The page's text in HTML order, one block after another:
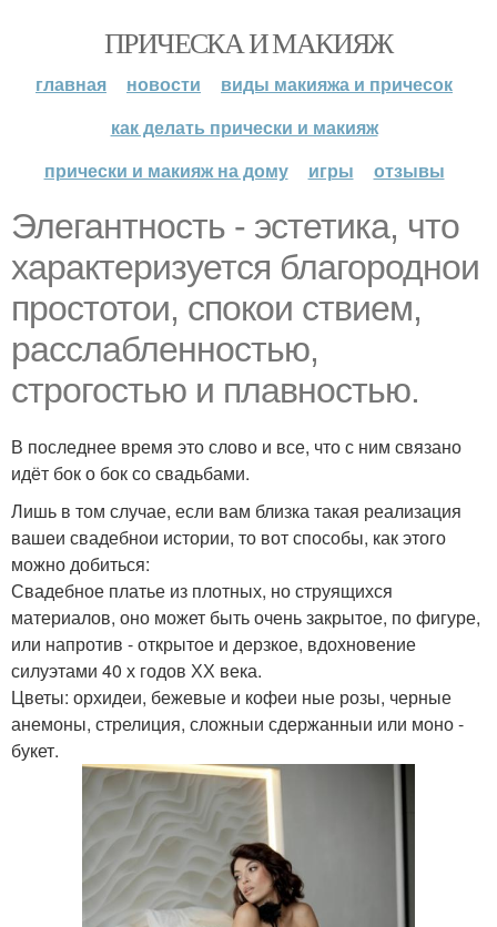
ПРИЧЕСКА И МАКИЯЖ
главная новости
виды макияжа и причесок
как делать прически и макияж
прически и макияж на дому
игры отзывы
Элегантность - эстетика, что
характеризуется благороднои
простотои, спокои ствием,
расслабленностью,
строгостью и плавностью.
В последнее время это слово и все, что с ним связано
идёт бок о бок со свадьбами.
Лишь в том случае, если вам близка такая реализация
вашеи свадебнои истории, то вот способы, как этого
можно добиться:
Свадебное платье из плотных, но струящихся
материалов, оно может быть очень закрытое, по фигуре,
или напротив - открытое и дерзкое, вдохновение
силуэтами 40 х годов ХХ века.
Цветы: орхидеи, бежевые и кофеи ные розы, черные
анемоны, стрелиция, сложныи сдержанныи или моно -
букет.